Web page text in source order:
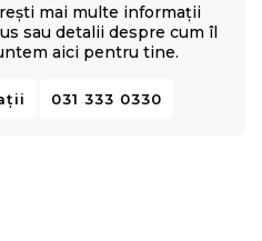
mai multe informații
sau detalii despre cum îl
aici pentru tine.
031 333 0330